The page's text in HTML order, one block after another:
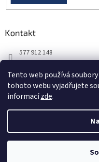
Tento web používá
tohoto webu vyjadřujete
informacízde.
Kontakt
577 912 148